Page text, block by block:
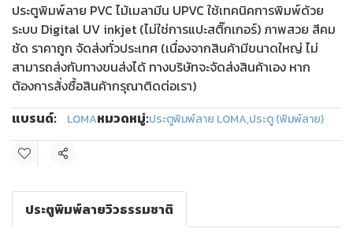
ประตูพิมพ์ลาย PVC ไม้เมลามีน UPVC ใช้เทคนิคการพิมพ์ด้วย
ระบบ Digital UV inkjet (ไม่ใช่การแปะสติ๊กเกอร์) ภาพสวย สีคม
ชัด ราคาถูก จัดส่งทั่วประเทศ (เนื่องจากสินค้ามีขนาดใหญ่ ไม่
สามารถส่งกับทางขนส่งได้ ทางบริษัทจะจัดส่งสินค้าเอง หาก
ต้องการสั่งซื้อสินค้ากรุณาติดต่อเรา)
แบรนด์:
LOMAหมวดหมู่:ประตูพิมพ์ลาย LOMA,ประตู (พิมพ์ลาย)
แชร์
ประตูพิมพ์ลายวิวธรรมชาติ